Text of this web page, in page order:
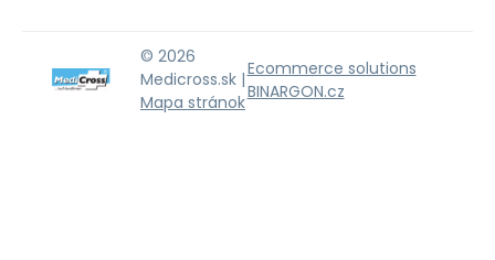
© 2026
Medicross.sk |
Mapa stránok
Ecommerce solutions
BINARGON.cz